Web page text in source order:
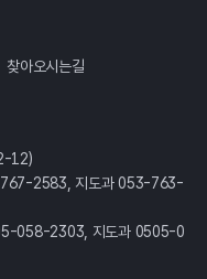
찾아오시는길
12)
2583, 지도과 053-763-
058-2303, 지도과 0505-0